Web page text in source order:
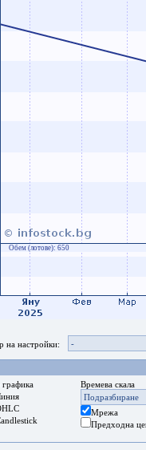
Обем (лотове): 650
на настройки: -
Времева скала
Подразбиране
Мрежа
Предходна